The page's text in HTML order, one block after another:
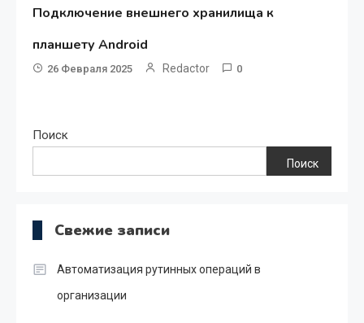
Подключение внешнего хранилища к
планшету Android
26 Февраля 2025 Redactor 0
Поиск
Поиск
Свежие записи
Автоматизация рутинных операций в
организации